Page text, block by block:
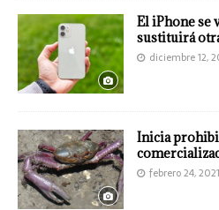
El iPhone se
sustituirá
diciembre 12,
Inicia
febrero 24, 2021